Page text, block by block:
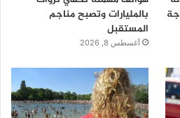
بالمليارات وتصبح مناجم
المستقبل
أغسطس 8, 2026